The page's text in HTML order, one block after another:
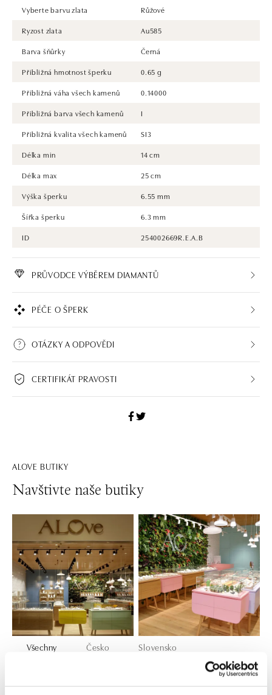
Vyberte barvu zlata
Růžové
Ryzost zlata
Au585
Barva šňůrky
Černá
Přibližná hmotnost šperku
0.65 g
Přibližná váha všech kamenů
0.14000
Přibližná barva všech kamenů
I
Přibližná kvalita všech kamenů
SI3
Délka min
14 cm
Délka max
25 cm
Výška šperku
6.55 mm
Šířka šperku
6.3 mm
ID
254002669R.E.A.B
PRŮVODCE VÝBĚREM DIAMANTŮ
PÉČE O ŠPERK
OTÁZKY A ODPOVĚDI
CERTIFIKÁT PRAVOSTI
ALOVE BUTIKY
Navštivte naše butiky
Všechny Česko Slovensko